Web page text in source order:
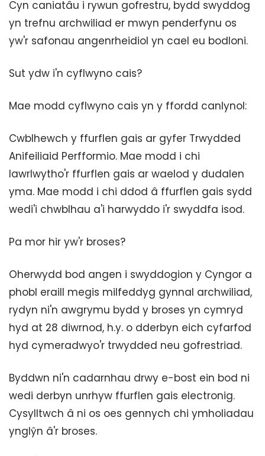
Cyn caniatâu i rywun gofrestru, bydd swyddog
yn trefnu archwiliad er mwyn penderfynu os
yw'r safonau angenrheidiol yn cael eu bodloni.
Sut ydw i'n cyflwyno cais?
Mae modd cyflwyno cais yn y ffordd canlynol:
Cwblhewch y ffurflen gais ar gyfer Trwydded
Anifeiliaid Perfformio. Mae modd i chi
lawrlwytho'r ffurflen gais ar waelod y dudalen
yma. Mae modd i chi ddod â ffurflen gais sydd
wedi'i chwblhau a'i harwyddo i'r swyddfa isod.
Pa mor hir yw'r broses?
Oherwydd bod angen i swyddogion y Cyngor a
phobl eraill megis milfeddyg gynnal archwiliad,
rydyn ni'n awgrymu bydd y broses yn cymryd
hyd at 28 diwrnod, h.y. o dderbyn eich cyfarfod
hyd cymeradwyo'r trwydded neu gofrestriad.
Byddwn ni'n cadarnhau drwy e-bost ein bod ni
wedi derbyn unrhyw ffurflen gais electronig.
Cysylltwch â ni os oes gennych chi ymholiadau
ynglŷn â'r broses.